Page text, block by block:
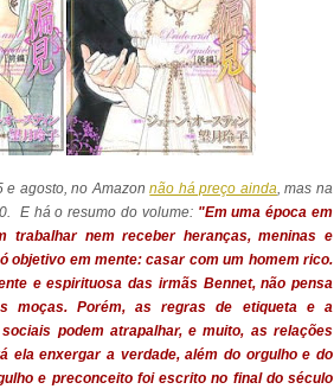
e agosto, no Amazonnão há preço ainda, mas na
E há o resumo do volume: "Em uma época em
trabalhar nem receber heranças, meninas e
objetivo em mente: casar com um homem rico.
e espirituosa das irmãs Bennet, não pensa
moças. Porém, as regras de etiqueta e a
podem atrapalhar, e muito, as relações
ela enxergar a verdade, além do orgulho e do
e preconceito foi escrito no final do século